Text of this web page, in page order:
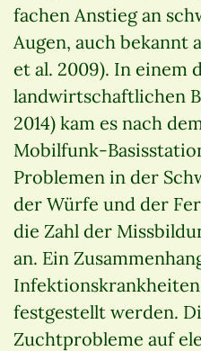
fachen Anstieg an
Augen, auch bekannt
et al. 2009). In einem
landwirtschaftlichen
2014) kam es nach
Mobilfunk-
Problemen in der
der Würfe und der
die Zahl der
an. Ein
festgestellt werden.
Zuchtprobleme auf